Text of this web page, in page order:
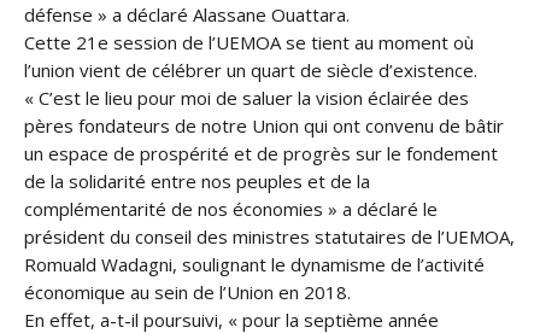
défense » a déclaré Alassane Ouattara.
Cette 21e session de l’UEMOA se tient au moment où
l’union vient de célébrer un quart de siècle d’existence.
« C’est le lieu pour moi de saluer la vision éclairée des
pères fondateurs de notre Union qui ont convenu de bâtir
un espace de prospérité et de progrès sur le fondement
de la solidarité entre nos peuples et de la
complémentarité de nos économies » a déclaré le
président du conseil des ministres statutaires de l’UEMOA,
Romuald Wadagni, soulignant le dynamisme de l’activité
économique au sein de l’Union en 2018.
En effet, a-t-il poursuivi, « pour la septième année